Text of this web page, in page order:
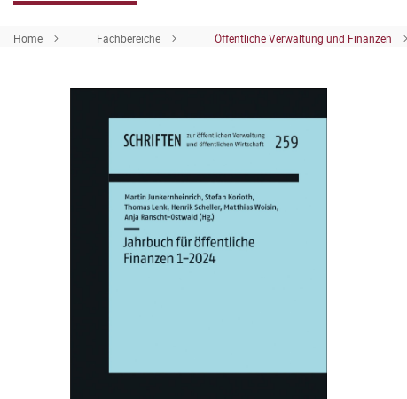
Home Fachbereiche Öffentliche Verwaltung und Finanzen